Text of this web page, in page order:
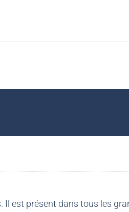
est présent dans tous les